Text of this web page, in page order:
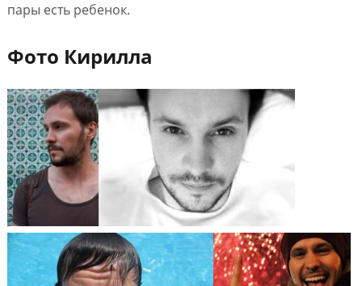
пары есть ребенок.
Фото Кирилла